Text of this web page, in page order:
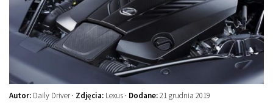
Auto z niemiec
Galerie
Autor: Daily Driver · Zdjęcia: Lexus · Dodane:21 grudnia 2019